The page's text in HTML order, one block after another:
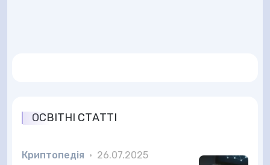
ОСВІТНІ СТАТТІ
Криптопедія • 26.07.2025